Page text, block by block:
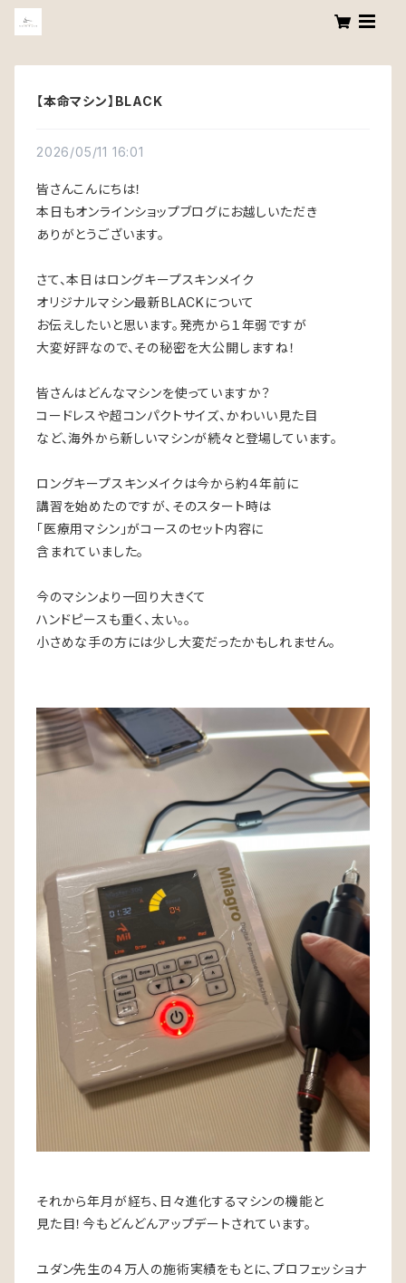
【本命マシン】BLACK
2026/05/11 16:01
皆さんこんにちは！
本日もオンラインショップブログにお越しいただき
ありがとうございます。
さて、本日はロングキープスキンメイク
オリジナルマシン最新BLACKについて
お伝えしたいと思います。発売から１年弱ですが
大変好評なので、その秘密を大公開しますね！
皆さんはどんなマシンを使っていますか？
コードレスや超コンパクトサイズ、かわいい見た目
など、海外から新しいマシンが続々と登場しています。
ロングキープスキンメイクは今から約４年前に
講習を始めたのですが、そのスタート時は
「医療用マシン」がコースのセット内容に
含まれていました。
今のマシンより一回り大きくて
ハンドピースも重く、太い。。
小さめな手の方には少し大変だったかもしれません。
それから年月が経ち、日々進化するマシンの機能と
見た目！今もどんどんアップデートされています。
ユダン先生の４万人の施術実績をもとに、プロフェッショナ